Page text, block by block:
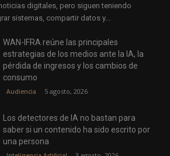
digitales, pero siguen teniendo
sistemas, compartir datos y...
WAN-IFRA reúne las principales
estrategias de los medios ante la IA, la
pérdida de ingresos y los cambios de
consumo
Audiencia 5 agosto, 2026
Los detectores de IA no bastan para
saber si un contenido ha sido escrito por
una persona